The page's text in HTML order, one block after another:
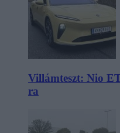
Villámteszt: Nio
ra